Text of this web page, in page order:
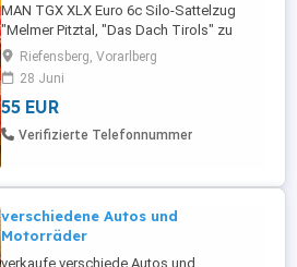
MAN TGX XLX Euro 6c Silo-Sattelzug
"Melmer Pitztal, "Das Dach Tirols" zu
verkaufen. Silo kann gekippt werden.
Versand möglich. Bei Interesse Tel.: 065
Riefensberg, Vorarlberg
28 Juni
55 EUR
Verifizierte Telefonnummer
verschiedene Autos und
Motorräder
verkaufe verschiede Autos und